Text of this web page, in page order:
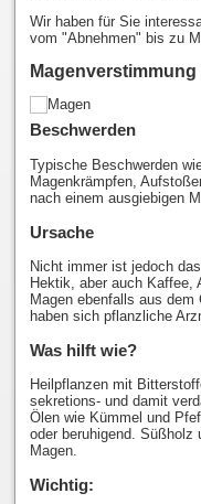
Wir haben für Sie
vom "Abnehmen" bis zu
Magenverstimmung
Beschwerden
Typische Beschwerden
Magenkrämpfen,
nach einem ausgiebigen
Ursache
Nicht immer ist jedoch
Hektik, aber auch Kaffee,
Magen ebenfalls aus
haben sich pflanzliche
Was hilft wie?
Heilpflanzen mit
sekretions- und damit
Ölen wie Kümmel und
oder beruhigend. Süßholz
Magen.
Wichtig: